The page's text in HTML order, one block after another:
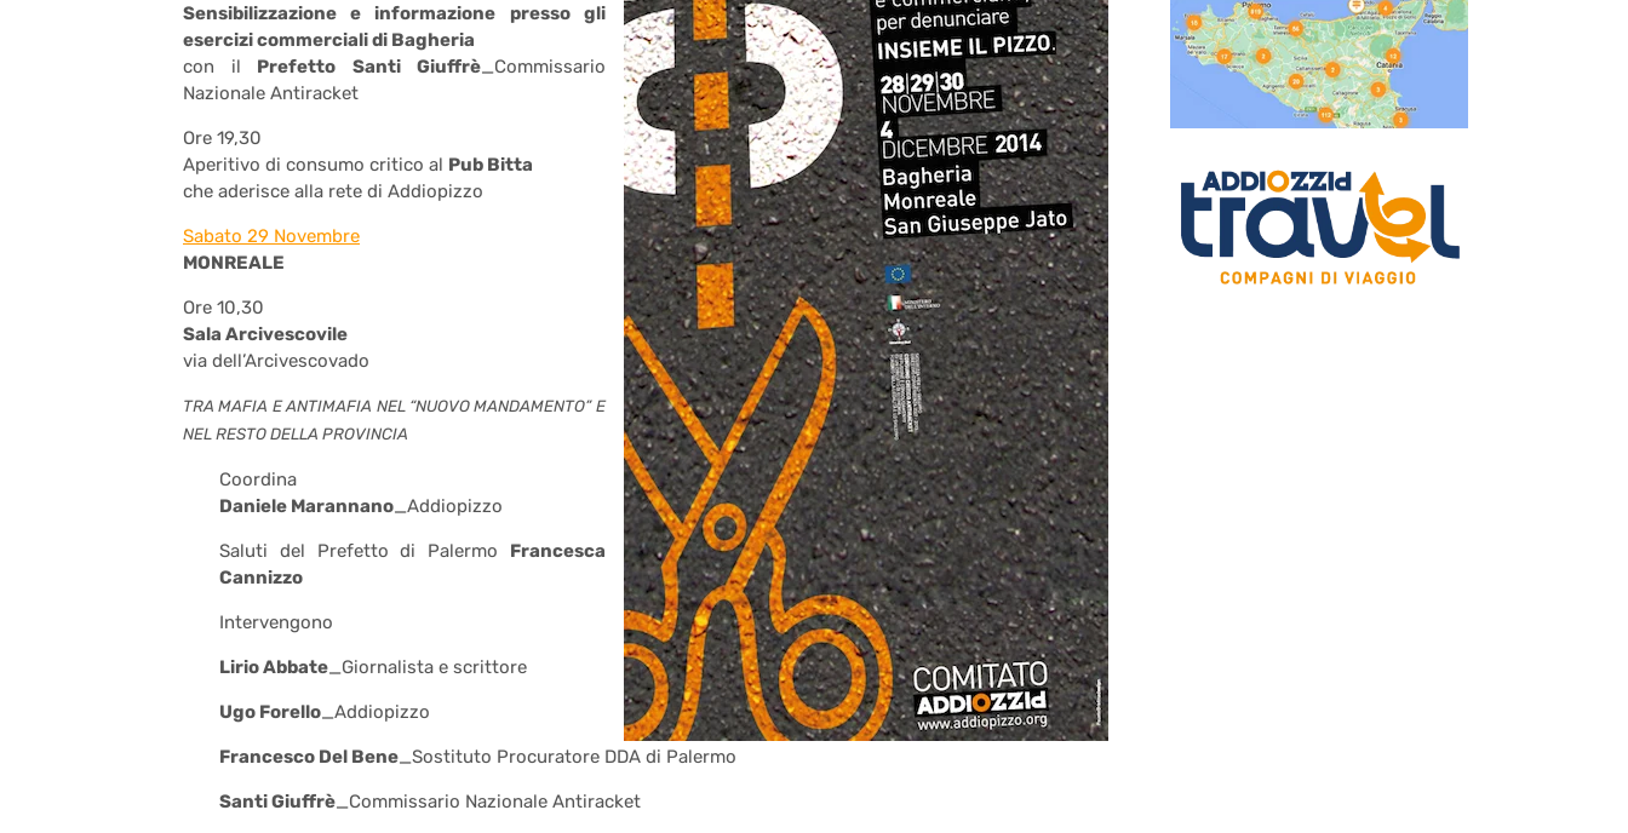
Sensibilizzazione e informazione presso gli
esercizi commerciali di Bagheria
con il Prefetto Santi Giuffrè_Commissario
Nazionale Antiracket
Ore 19,30
Aperitivo di consumo critico al Pub Bitta
che aderisce alla rete di Addiopizzo
Sabato 29 Novembre
MONREALE
Ore 10,30
Sala Arcivescovile
via dell’Arcivescovado
TRA MAFIA E ANTIMAFIA NEL “NUOVO MANDAMENTO” E
NEL RESTO DELLA PROVINCIA
Coordina
Daniele Marannano_Addiopizzo
Saluti del Prefetto di Palermo Francesca
Cannizzo
Intervengono
Lirio Abbate_Giornalista e scrittore
Ugo Forello_Addiopizzo
Francesco Del Bene_Sostituto Procuratore DDA di Palermo
Santi Giuffrè_Commissario Nazionale Antiracket